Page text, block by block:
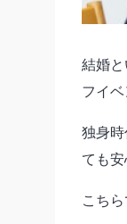
結婚
フイ
独身
ても
こち